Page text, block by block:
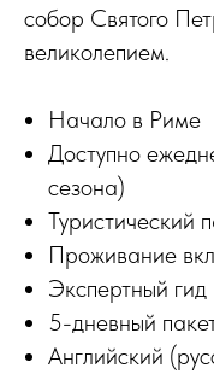
собор Святого
великолепием.
Начало в Риме
Доступно
сезона)
Туристический
Проживание
Экспертный гид
5-дневный
Английский